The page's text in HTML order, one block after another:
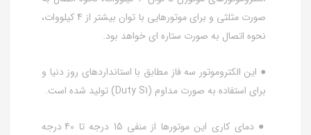
صورت مثلثی و برای موتورهایی با توان بیشتر از 4 کیلووات،
نحوه اتصال به صورت ستاره ای خواهد بود.
● این الکتروموتور سه فاز مطابق با استانداردهای روز دنیا و
برای استفاده به صورت مداوم (Duty S1) تولید شده است.
● دمای کاری این موتورها از منفی 15 درجه تا 40 درجه